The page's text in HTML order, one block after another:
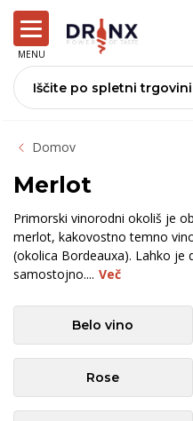
MENU
Domov
Merlot
Primorski vinorodni okoliš je
merlot, kakovostno temno
(okolica Bordeauxa). Lahko je
samostojno.... Več
Belo vino
Rose